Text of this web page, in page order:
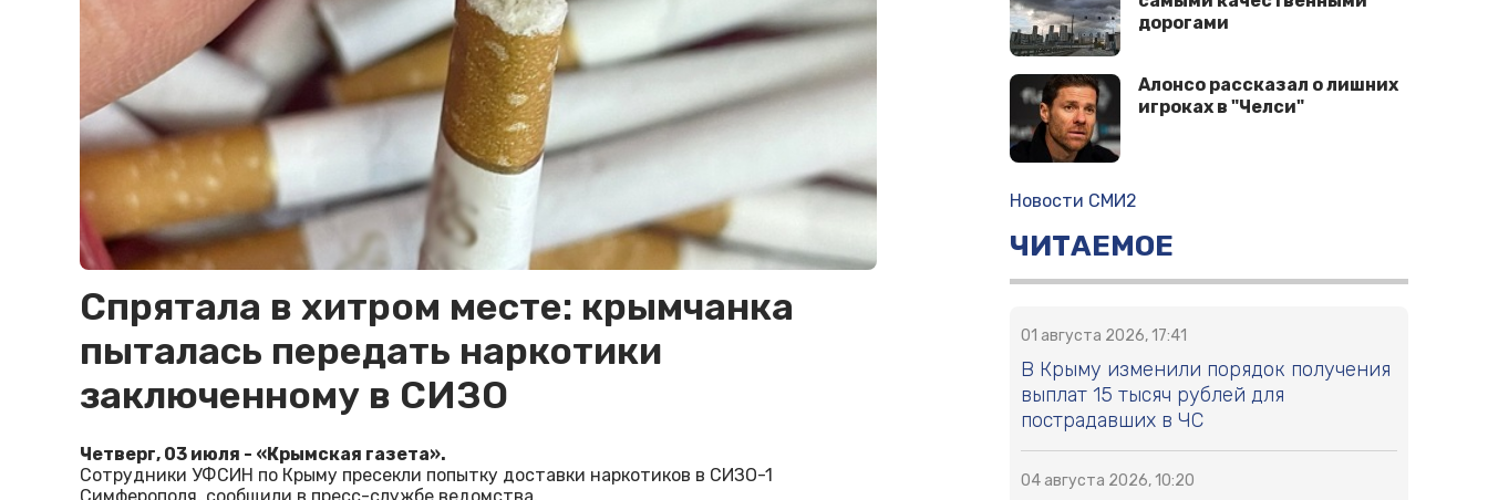
Спрятала в хитром месте: крымчанка
пыталась передать наркотики
заключенному в СИЗО
Четверг, 03 июля - «Крымская газета».
Сотрудники УФСИН по Крыму пресекли попытку доставки наркотиков в СИЗО-1
дорогами
Алонсо рассказал о лишних
игроках в "Челси"
Новости СМИ2
ЧИТАЕМОЕ
01 августа 2026, 17:41
В Крыму изменили порядок получения
выплат 15 тысяч рублей для
пострадавших в ЧС
04 августа 2026, 10:20